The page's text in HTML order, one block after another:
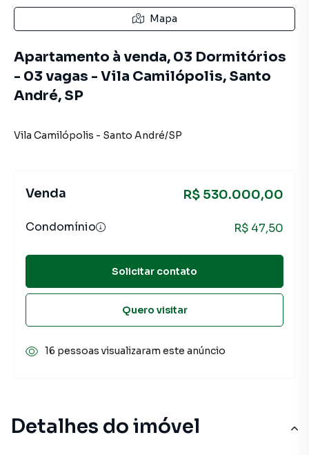
Detalhes do imóvel
Mapa
Apartamento à venda, 03 Dormitórios
- 03 vagas - Vila Camilópolis, Santo
André, SP
Vila Camilópolis - Santo André/SP
Venda R$ 530.000,00
Condomínio R$ 47,50
Solicitar contato
Quero visitar
16 pessoas visualizaram este anúncio